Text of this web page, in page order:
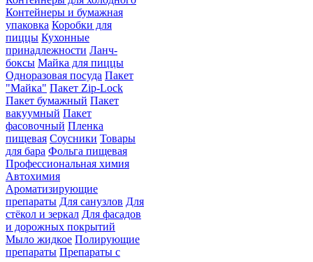
Контейнеры и бумажная
упаковка Коробки для
пиццы Кухонные
принадлежности Ланч-
боксы Майка для пиццы
Одноразовая посуда Пакет
"Майка" Пакет Zip-Lock
Пакет бумажный Пакет
вакуумный Пакет
фасовочный Пленка
пищевая Соусники Товары
для бара Фольга пищевая
Профессиональная химия
Автохимия
Ароматизирующие
препараты Для санузлов Для
стёкол и зеркал Для фасадов
и дорожных покрытий
Мыло жидкое Полирующие
препараты Препараты с